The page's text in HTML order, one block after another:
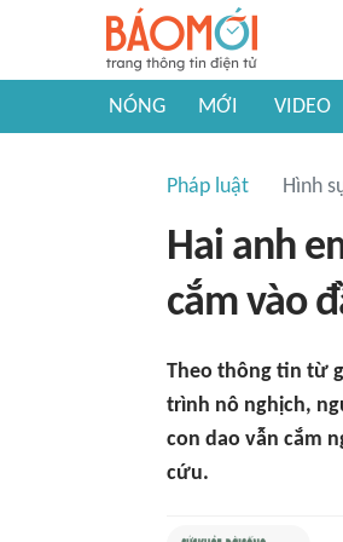
NÓNG MỚI VIDEO
Pháp luật Hình
Hai anh
cắm vào
Theo thông tin từ
trình nô nghịch,
con dao vẫn cắm
cứu.